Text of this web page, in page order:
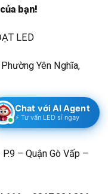
bạn!
LED
Yên Nghĩa,
Chiểu – Tp. Bà Rịa
– Quận Gò Vấp –
Chat với AI Agent
⚡ Tư vấn LED sỉ ngay